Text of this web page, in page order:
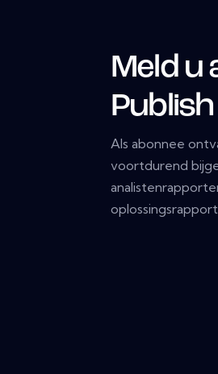
Meld u
Als abonnee
voortdurend